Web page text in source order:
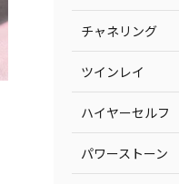
チャネリング
ツインレイ
ハイヤーセルフ
パワーストーン